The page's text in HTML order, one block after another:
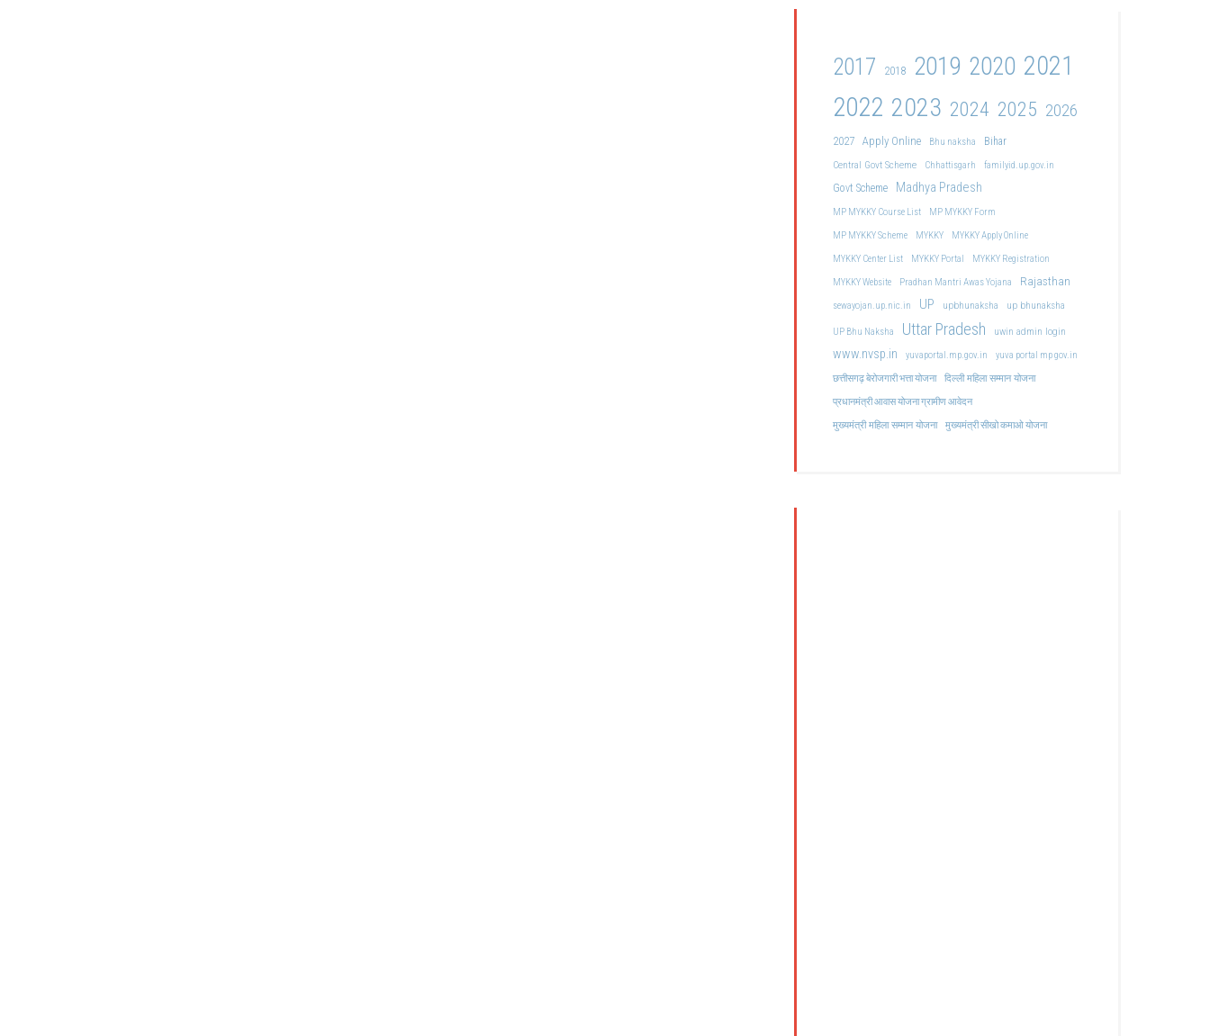
2017 2018 2019 2020 2021
2022 2023 2024 2025 2026
2027 Apply Online Bhu naksha
Bihar
Central Govt Scheme
Chhattisgarh familyid.up.gov.in
Govt Scheme Madhya Pradesh
MP MYKKY Course List
MP MYKKY Form
MP MYKKY Scheme
MYKKY
MYKKY Apply Online
MYKKY Center List
MYKKY Portal
MYKKY Registration
MYKKY Website
Pradhan Mantri Awas Yojana Rajasthan
sewayojan.up.nic.in UP upbhunaksha up bhunaksha
UP Bhu Naksha Uttar Pradesh uwin admin login
www.nvsp.in yuvaportal.mp.gov.in
yuva portal mp gov.in
छत्तीसगढ़ बेरोजगारी भत्ता योजना
दिल्ली महिला सम्मान योजना
प्रधानमंत्री आवास योजना ग्रामीण आवेदन
मुख्यमंत्री महिला सम्मान योजना मुख्यमंत्री सीखो कमाओ योजना